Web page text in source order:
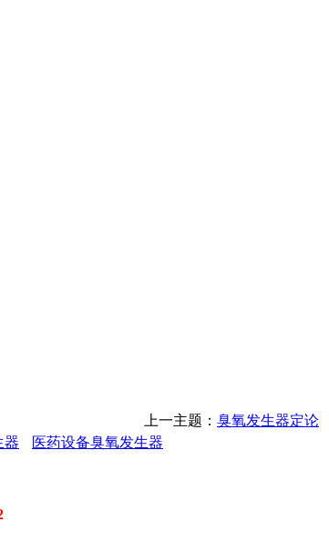
上一主题： 臭氧发生器定论
器 医药设备臭氧发生器